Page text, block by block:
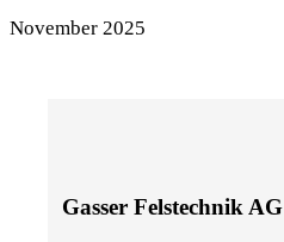
November 2025
Gasser Felstechnik AG